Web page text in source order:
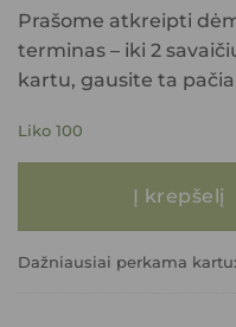
Prašome atkreipti
terminas – iki 2
kartu, gausite ta
Liko 100
Į krepšelį
Dažniausiai perkama kartu: